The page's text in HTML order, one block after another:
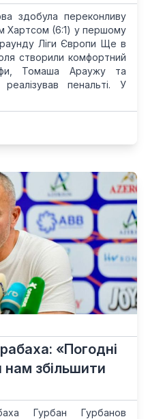
здобула переконливу
Хартсом (6:1) у першому
раунду Ліги Європи Ще в
створили комфортний
Томаша Араужу та
реалізував пенальті. У
«Погодні
збільшити
Гурбан Гурбанов